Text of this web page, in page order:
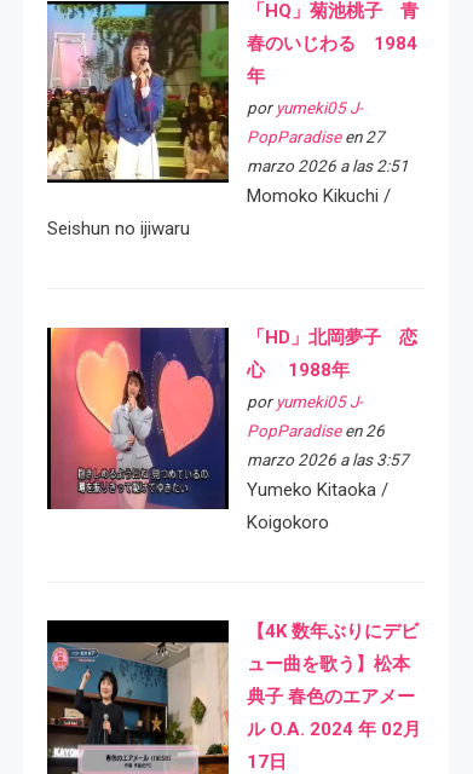
「HQ」菊池桃子 青
春のいじわる 1984
年
por yumeki05 J-
PopParadiseen 27
marzo 2026 a las 2:51
Momoko Kikuchi /
Seishun no ijiwaru
「HD」北岡夢子 恋
心 1988年
por yumeki05 J-
PopParadiseen 26
marzo 2026 a las 3:57
Yumeko Kitaoka /
Koigokoro
【4K 数年ぶりにデビ
ュー曲を歌う】松本
典子 春色のエアメー
ル O.A. 2024 年 02月
17日